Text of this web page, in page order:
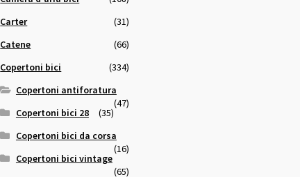
Carter
(31)
Catene
(66)
Copertoni bici
(334)
Copertoni antiforatura
(47)
Copertoni bici 28
(35)
Copertoni bici da corsa
(16)
Copertoni bici vintage
(65)